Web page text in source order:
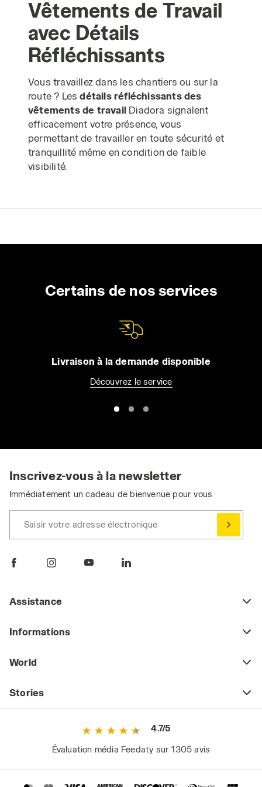
Vêtements de Travail
avec Détails
Réfléchissants
Vous travaillez dans les chantiers ou sur la
route ? Lesdétails réfléchissants des
vêtements de travail Diadora signalent
efficacement votre présence, vous
permettant de travailler en toute sécurité et
tranquillité même en condition de faible
visibilité.
Certains de nos services
Livraison à la demande disponible
Découvrez le service
Inscrivez-vous à la newsletter
Immédiatement un cadeau de bienvenue pour vous
Saisir votre adresse électronique
Assistance
Informations
World
Stories
4.7/5
Évaluation média Feedaty sur 1305 avis